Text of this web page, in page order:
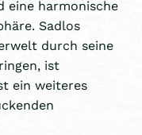
eine harmonische
Sadlos
durch seine
ist
ein weiteres